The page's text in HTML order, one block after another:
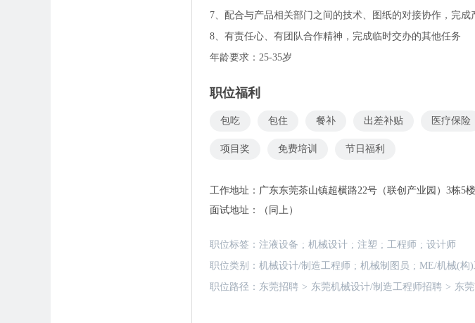
7、配合与产品相关部门之间的技术、图纸的对接协作，完成
8、有责任心、有团队合作精神，完成临时交办的其他任务
年龄要求：25-35岁
职位福利
包吃 包住 餐补 出差补贴 医疗保险
项目奖 免费培训 节日福利
工作地址： 广东东莞茶山镇超横路22号（联创产业园）3栋5
面试地址：
（同上）
职位标签： 注液设备 ; 机械设计 ; 注塑 ; 工程师 ; 设计师
职位类别： 机械设计/制造工程师 ; 机械制图员 ; ME/机械(构
职位路径： 东莞招聘 > 东莞机械设计/制造工程师招聘 > 东